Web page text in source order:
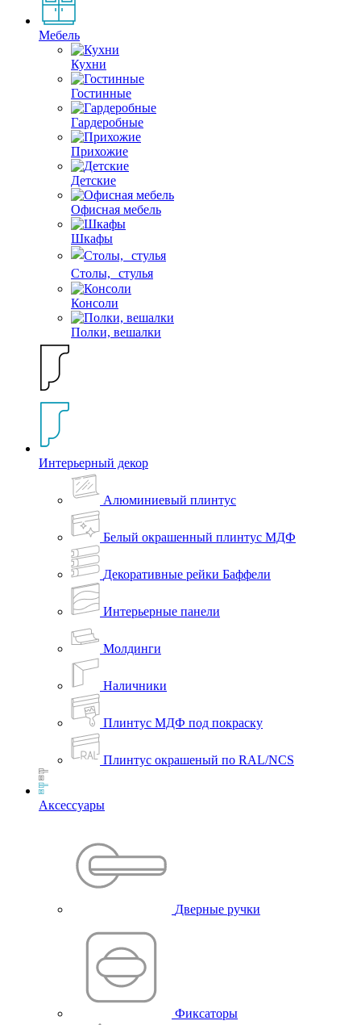
Мебель
Кухни
Гостинные
Гардеробные
Прихожие
Детские
Офисная мебель
Шкафы
Столы, стулья
Консоли
Полки, вешалки
Интерьерный декор
Алюминиевый плинтус
Белый окрашенный плинтус МДФ
Декоративные рейки Баффели
Интерьерные панели
Молдинги
Наличники
Плинтус МДФ под покраску
Плинтус окрашеный по RAL/NCS
Аксессуары
Дверные ручки
Фиксаторы